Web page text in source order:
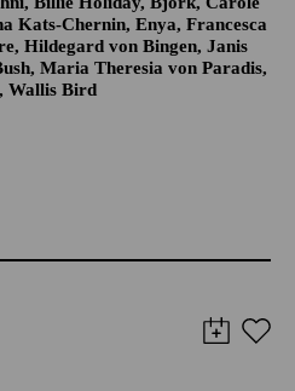
Kats-Chernin, Enya, Francesca
Hildegard von Bingen, Janis
Maria Theresia von Paradis,
Wallis Bird